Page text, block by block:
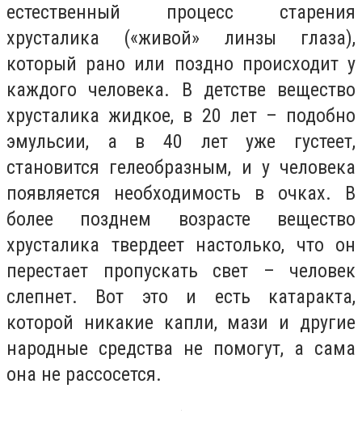
естественный процесс старения
хрусталика («живой» линзы глаза),
который рано или поздно происходит у
каждого человека. В детстве вещество
хрусталика жидкое, в 20 лет – подобно
эмульсии, а в 40 лет уже густеет,
становится гелеобразным, и у человека
появляется необходимость в очках. В
более позднем возрасте вещество
хрусталика твердеет настолько, что он
перестает пропускать свет – человек
слепнет. Вот это и есть катаракта,
которой никакие капли, мази и другие
народные средства не помогут, а сама
она не рассосется.